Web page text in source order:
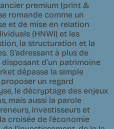
premium (print &
romande comme un
et de mise en relation
(HNWI) et les
la structuration et la
S’adressant à plus de
d’un patrimoine
dépasse la simple
un regard
le décryptage des enjeux
mais aussi la parole
investisseurs et
croisée de l’économie